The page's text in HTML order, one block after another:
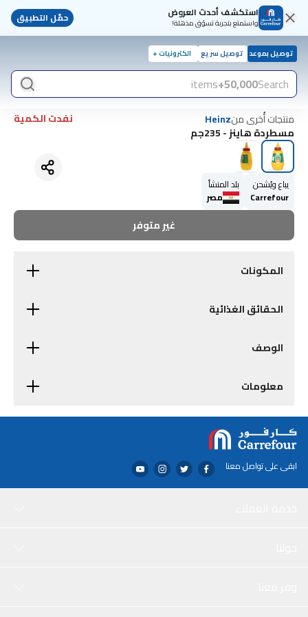
استكشف أحدث العروض
واستمتع بتجربة تسوّق مذهلة! حمّل التطبيق
توصيل بموعد توصيل سريع الكترونيات +
Search
50,000+
items
منتجات أُخرى منHeinz
نفدت الكمية
مسطردة هاينز - 235جم
يباع ويُشحن
Carrefour
بلد المنشأ
مصر
غير متوفر
المكونات
الحقائق الغذائية
الوصف
معلومات
ابقى على تواصل معنا